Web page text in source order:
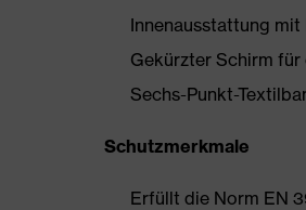
Innenausstattung mit
Gekürzter Schirm für
Sechs-Punkt-
Schutzmerkmale
Erfüllt die Norm EN